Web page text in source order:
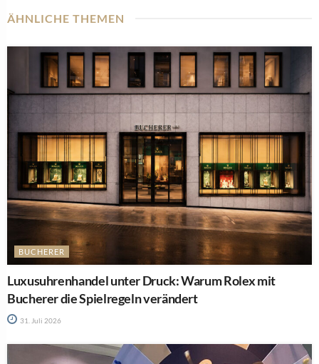
ÄHNLICHE THEMEN
BUCHERER
Luxusuhrenhandel unter Druck: Warum Rolex mit
Bucherer die Spielregeln verändert
31. Juli 2026